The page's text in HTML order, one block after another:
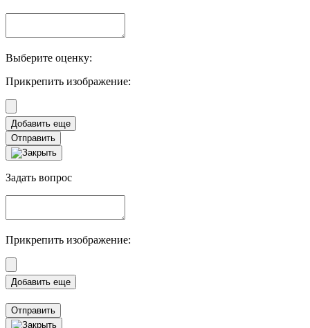
Выберите оценку:
Прикрепить изображение:
Отправить
Задать вопрос
Прикрепить изображение:
Отправить